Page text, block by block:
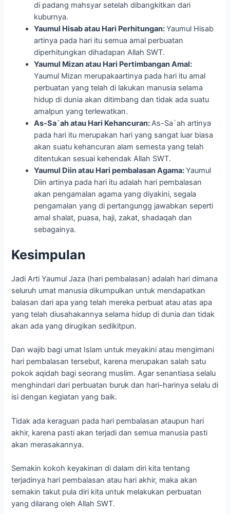
di padang mahsyar setelah dibangkitkan dari
kuburnya.
Yaumul Hisab atau Hari Perhitungan:Yaumul Hisab
artinya pada hari itu semua amal perbuatan
diperhitungkan dihadapan Allah SWT.
Yaumul Mizan atau Hari Pertimbangan Amal:
Yaumul Mizan merupakaartinya pada hari itu amal
perbuatan yang telah di lakukan manusia selama
hidup di dunia akan ditimbang dan tidak ada suatu
amalpun yang terlewatkan.
As-Sa`ah atau Hari Kehancuran:As-Sa`ah artinya
pada hari itu merupakan hari yang sangat luar biasa
akan suatu kehancuran alam semesta yang telah
ditentukan sesuai kehendak Allah SWT.
Yaumul Diin atau Hari pembalasan Agama:Yaumul
Diin artinya pada hari itu adalah hari pembalasan
akan pengamalan agama yang diyakini, segala
pengamalan yang di pertangungg jawabkan seperti
amal shalat, puasa, haji, zakat, shadaqah dan
sebagainya.
Kesimpulan
Jadi Arti Yaumul Jaza (hari pembalasan) adalah hari dimana
seluruh umat manusia dikumpulkan untuk mendapatkan
balasan dari apa yang telah mereka perbuat atau atas apa
yang telah diusahakannya selama hidup di dunia dan tidak
akan ada yang dirugikan sedikitpun.
Dan wajib bagi umat Islam untuk meyakini atau mengimani
hari pembalasan tersebut, karena merupakan salah satu
pokok aqidah bagi seorang muslim. Agar senantiasa selalu
menghindari dari perbuatan buruk dan hari-harinya selalu di
isi dengan kegiatan yang baik.
Tidak ada keraguan pada hari pembalasan ataupun hari
akhir, karena pasti akan terjadi dan semua manusia pasti
akan merasakannya.
Semakin kokoh keyakinan di dalam diri kita tentang
terjadinya hari pembalasan atau hari akhir, maka akan
semakin takut pula diri kita untuk melakukan perbuatan
yang dilarang oleh Allah SWT.